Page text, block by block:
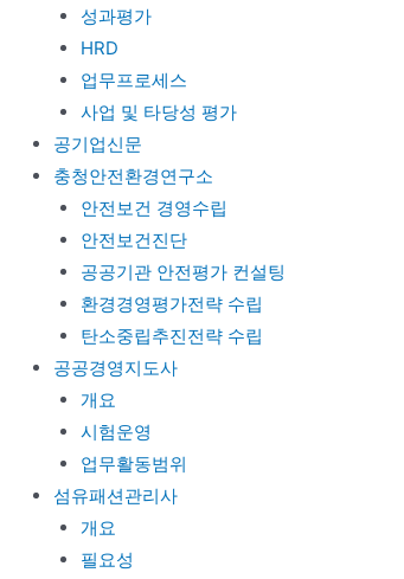
성과평가
HRD
업무프로세스
사업 및 타당성 평가
공기업신문
충청안전환경연구소
안전보건 경영수립
안전보건진단
공공기관 안전평가 컨설팅
환경경영평가전략 수립
탄소중립추진전략 수립
공공경영지도사
개요
시험운영
업무활동범위
섬유패션관리사
개요
필요성